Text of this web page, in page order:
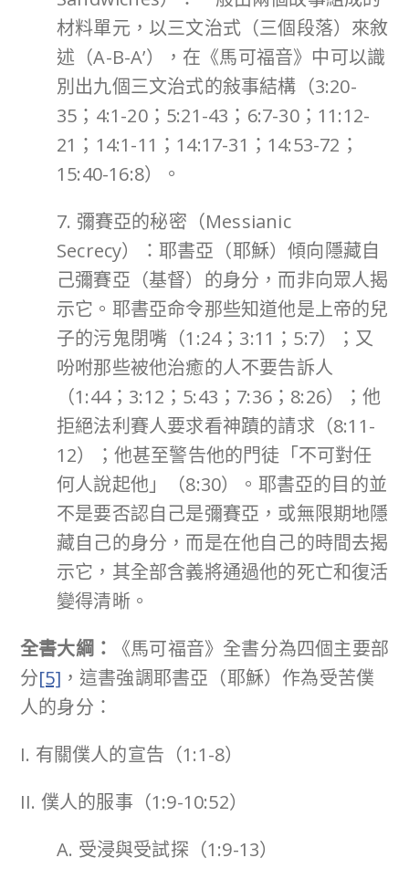
材料單元，以三文治式（三個段落）來敘
述（A-B-A’），在《馬可福音》中可以識
別出九個三文治式的敍事結構（3:20-
35；4:1-20；5:21-43；6:7-30；11:12-
21；14:1-11；14:17-31；14:53-72；
15:40-16:8）。
7. 彌賽亞的秘密（Messianic
Secrecy）：耶書亞（耶穌）傾向隱藏自
己彌賽亞（基督）的身分，而非向眾人揭
示它。耶書亞命令那些知道他是上帝的兒
子的污鬼閉嘴（1:24；3:11；5:7）；又
吩咐那些被他治癒的人不要告訴人
（1:44；3:12；5:43；7:36；8:26）；他
拒絕法利賽人要求看神蹟的請求（8:11-
12）；他甚至警告他的門徒「不可對任
何人說起他」（8:30）。耶書亞的目的並
不是要否認自己是彌賽亞，或無限期地隱
藏自己的身分，而是在他自己的時間去揭
示它，其全部含義將通過他的死亡和復活
變得清晰。
全書大綱：
《馬可福音》全書分為四個主要部
分[5] ，這書強調耶書亞（耶穌）作為受苦僕
人的身分：
I. 有關僕人的宣告（1:1-8）
II. 僕人的服事（1:9-10:52）
A. 受浸與受試探（1:9-13）